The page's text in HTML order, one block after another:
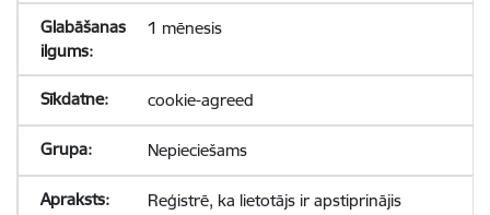
1 mēnesis
cookie-agreed
Nepieciešams
Reģistrē, ka lietotājs ir apstiprinājis